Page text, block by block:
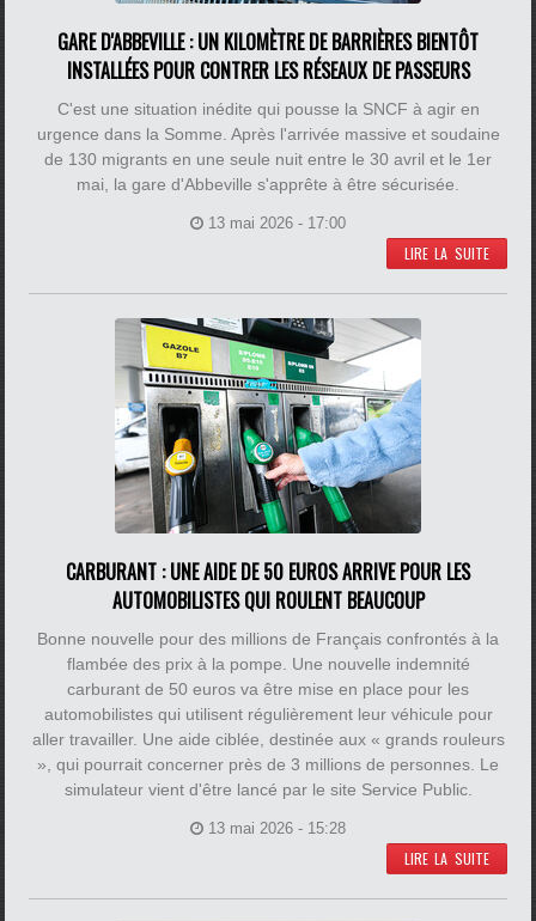
GARE D'ABBEVILLE : UN KILOMÈTRE DE BARRIÈRES BIENTÔT
INSTALLÉES POUR CONTRER LES RÉSEAUX DE PASSEURS
C'est une situation inédite qui pousse la SNCF à agir en
urgence dans la Somme. Après l'arrivée massive et soudaine
de 130 migrants en une seule nuit entre le 30 avril et le 1er
mai, la gare d'Abbeville s'apprête à être sécurisée.
13 mai 2026 - 17:00
LIRE LA SUITE
CARBURANT : UNE AIDE DE 50 EUROS ARRIVE POUR LES
AUTOMOBILISTES QUI ROULENT BEAUCOUP
Bonne nouvelle pour des millions de Français confrontés à la
flambée des prix à la pompe. Une nouvelle indemnité
carburant de 50 euros va être mise en place pour les
automobilistes qui utilisent régulièrement leur véhicule pour
aller travailler. Une aide ciblée, destinée aux « grands rouleurs
», qui pourrait concerner près de 3 millions de personnes. Le
simulateur vient d'être lancé par le site Service Public.
13 mai 2026 - 15:28
LIRE LA SUITE